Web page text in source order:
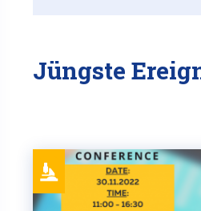
Jüngste